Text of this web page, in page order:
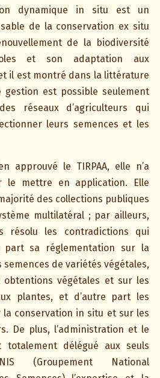
dynamique in situ est un
de la conservation ex situ
de la biodiversité
et son adaptation aux
il est montré dans la littérature
est possible seulement
réseaux d’agriculteurs qui
leurs semences et les
approuvé le TIRPAA, elle n’a
le mettre en application. Elle
des collections publiques
multilatéral ; par ailleurs,
résolu les contradictions qui
part sa réglementation sur la
de variétés végétales,
végétales et sur les
plantes, et d’autre part les
la conservation in situ et sur les
De plus, l’administration et le
totalement délégué aux seuls
(Groupement National